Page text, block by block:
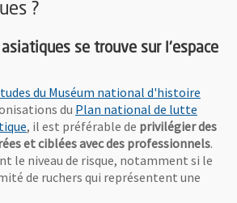
?
se trouve sur l'espace
du Muséum national d'histoire
nouvelle fenêtre
du Plan national de lutte
, Ouvre une nouvelle fenêtre
, il est préférable de privilégier des
et ciblées avec des professionnels.
le niveau de risque, notamment si le
de ruchers qui représentent une